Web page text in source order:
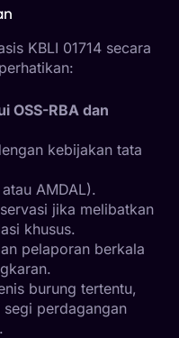
KBLI 01714 secara
OSS-RBA dan
kebijakan tata
AMDAL).
jika melibatkan
khusus.
pelaporan berkala
burung tertentu,
perdagangan